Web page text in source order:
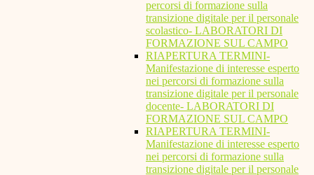
percorsi di formazione sulla
transizione digitale per il personale
scolastico- LABORATORI DI
FORMAZIONE SUL CAMPO
RIAPERTURA TERMINI-
Manifestazione di interesse esperto
nei percorsi di formazione sulla
transizione digitale per il personale
docente- LABORATORI DI
FORMAZIONE SUL CAMPO
RIAPERTURA TERMINI-
Manifestazione di interesse esperto
nei percorsi di formazione sulla
transizione digitale per il personale